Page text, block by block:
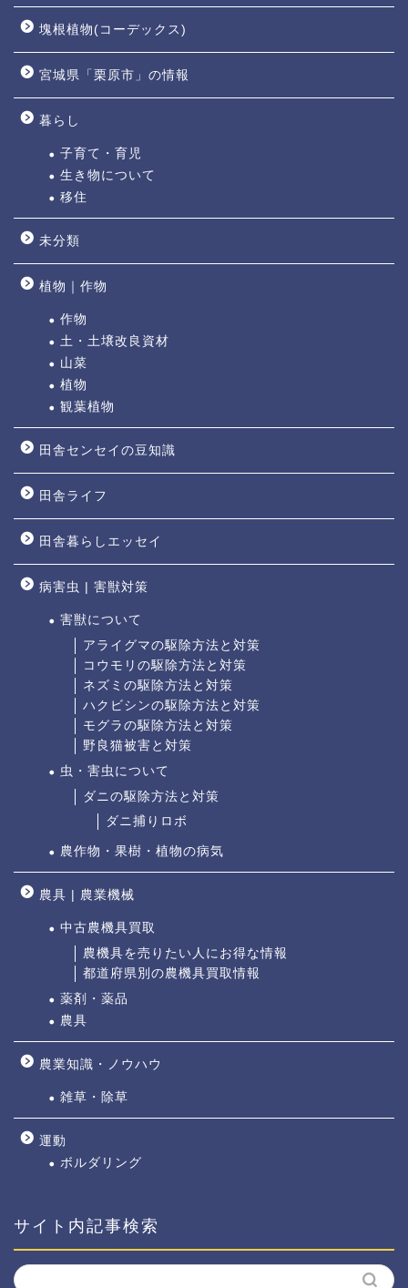
塊根植物(コーデックス)
宮城県「栗原市」の情報
暮らし
子育て・育児
生き物について
移住
未分類
植物｜作物
作物
土・土壌改良資材
山菜
植物
観葉植物
田舎センセイの豆知識
田舎ライフ
田舎暮らしエッセイ
病害虫 | 害獣対策
害獣について
アライグマの駆除方法と対策
コウモリの駆除方法と対策
ネズミの駆除方法と対策
ハクビシンの駆除方法と対策
モグラの駆除方法と対策
野良猫被害と対策
虫・害虫について
ダニの駆除方法と対策
ダニ捕りロボ
農作物・果樹・植物の病気
農具 | 農業機械
中古農機具買取
農機具を売りたい人にお得な情報
都道府県別の農機具買取情報
薬剤・薬品
農具
農業知識・ノウハウ
雑草・除草
運動
ボルダリング
サイト内記事検索